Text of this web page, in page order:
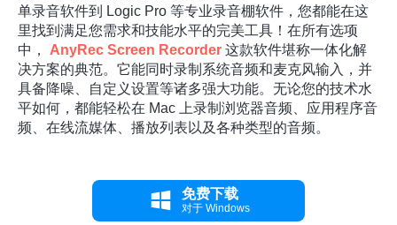
单录音软件到 Logic Pro 等专业录音棚软件，您都能在这
里找到满足您需求和技能水平的完美工具！在所有选项
中， AnyRec Screen Recorder 这款软件堪称一体化解
决方案的典范。它能同时录制系统音频和麦克风输入，并
具备降噪、自定义设置等诸多强大功能。无论您的技术水
平如何，都能轻松在 Mac 上录制浏览器音频、应用程序音
频、在线流媒体、播放列表以及各种类型的音频。
免费下载
对于 Windows